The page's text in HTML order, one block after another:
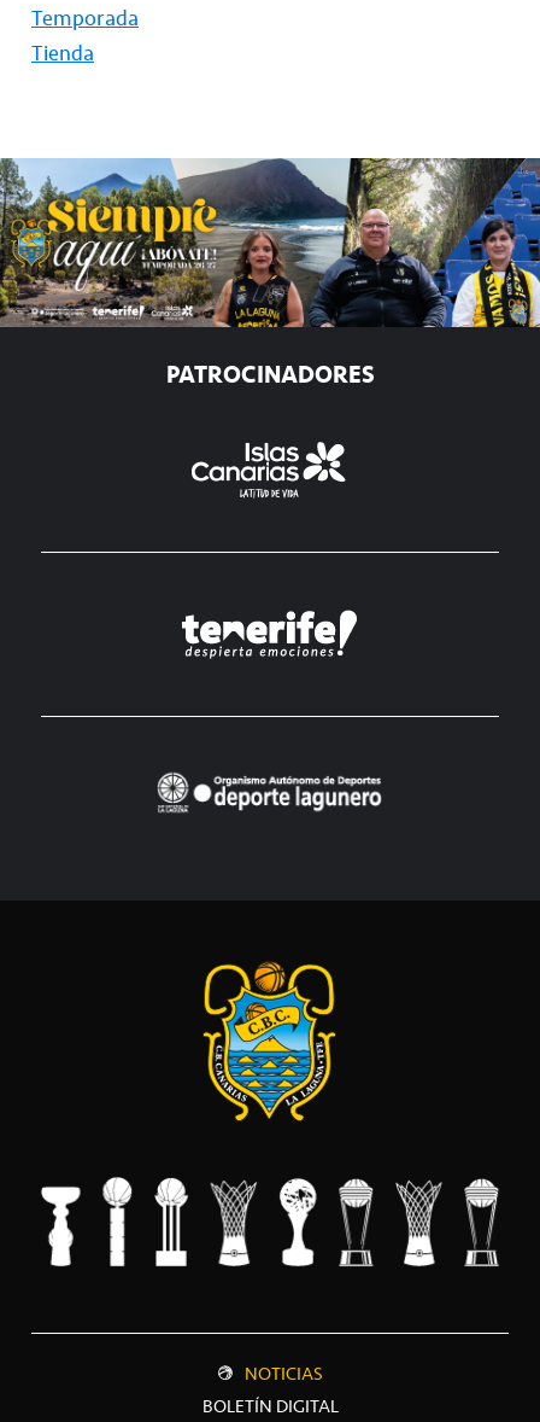
Temporada
Tienda
PATROCINADORES
NOTICIAS
BOLETÍN DIGITAL